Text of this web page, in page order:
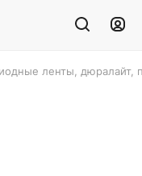
ленты, дюралайт,